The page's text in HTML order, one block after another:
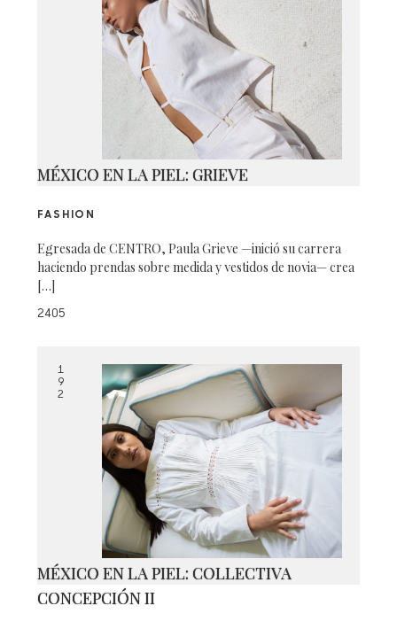
MÉXICO EN LA PIEL: GRIEVE
FASHION
Egresada de CENTRO, Paula Grieve —inició su carrera
haciendo prendas sobre medida y vestidos de novia— crea
[…]
2405
1
9
2
MÉXICO EN LA PIEL: COLLECTIVA
CONCEPCIÓN II